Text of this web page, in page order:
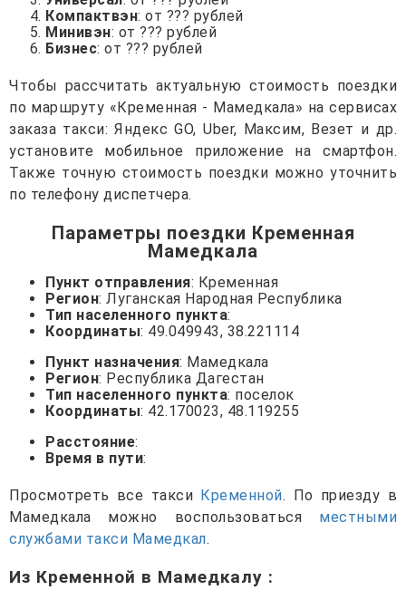
Компактвэн: от ??? рублей
Минивэн: от ??? рублей
Бизнес: от ??? рублей
Чтобы рассчитать актуальную стоимость поездки
по маршруту «Кременная - Мамедкала» на сервисах
заказа такси: Яндекс GO, Uber, Максим, Везет и др.
установите мобильное приложение на смартфон.
Также точную стоимость поездки можно уточнить
по телефону диспетчера.
Параметры поездки Кременная
Мамедкала
Пункт отправления: Кременная
Регион: Луганская Народная Республика
Тип населенного пункта:
Координаты: 49.049943, 38.221114
Пункт назначения: Мамедкала
Регион: Республика Дагестан
Тип населенного пункта: поселок
Координаты: 42.170023, 48.119255
Расстояние:
Время в пути:
Просмотреть все такси Кременной. По приезду в
Мамедкала можно воспользоваться местными
службами такси Мамедкал.
Из Кременной в Мамедкалу :